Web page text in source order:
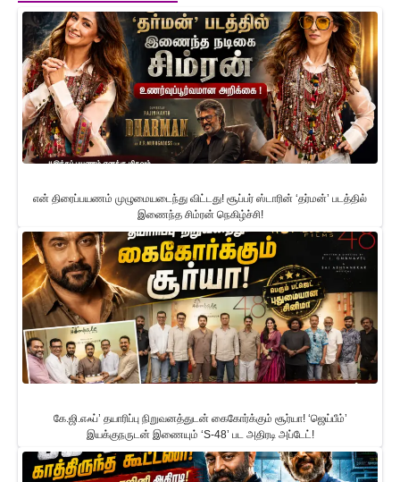
என் திரைப்பயணம் முழுமையடைந்து விட்டது! சூப்பர் ஸ்டாரின் ‘தர்மன்’ படத்தில்
இணைந்த சிம்ரன் நெகிழ்ச்சி!
கே.ஜி.எஃப்’ தயாரிப்பு நிறுவனத்துடன் கைகோர்க்கும் சூர்யா! ‘ஜெய்பீம்’
இயக்குநருடன் இணையும் ‘S-48’ பட அதிரடி அப்டேட்!